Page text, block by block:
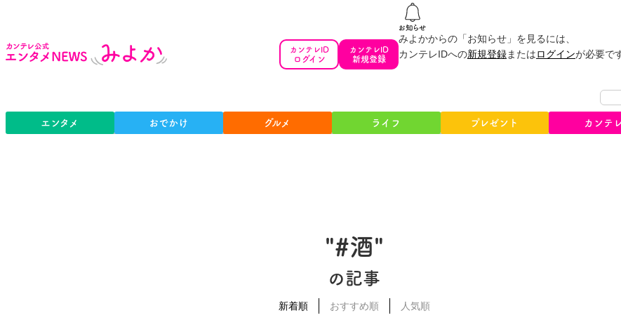
カンテレID
ログイン
カンテレID
新規登録
みよかからの「お知らせ」を見るには、
カンテレIDへの新規登録またはログインが必要で
エンタメ おでかけ グルメ ライフ プレゼント カンテ
"#酒"
の記事
新着順 おすすめ順 人気順